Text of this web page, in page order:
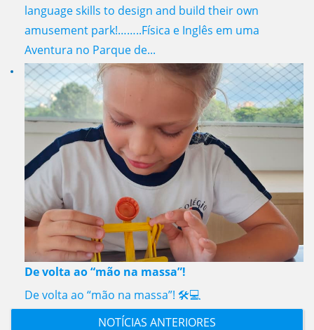
language skills to design and build their own
amusement park!……..Física e Inglês em uma
Aventura no Parque de...
De volta ao “mão na massa”!
De volta ao “mão na massa”! 🛠️💻
NOTÍCIAS ANTERIORES